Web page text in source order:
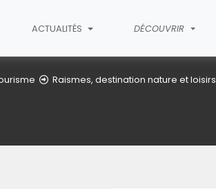
ACTUALITÉS DÉCOUVRIR
Raismes, destination nature et loisirs